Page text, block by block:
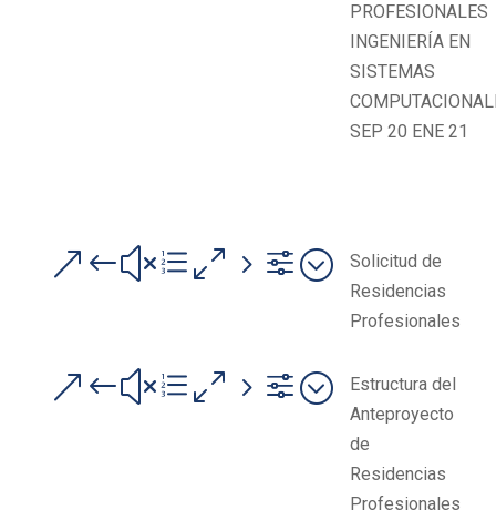
PROFESIONALES
INGENIERÍA EN
SISTEMAS
SEP 20 ENE 21
&#xe05f;
Solicitud de
Residencias
Profesionales
&#xe05f;
Estructura del
Anteproyecto
de
Residencias
Profesionales